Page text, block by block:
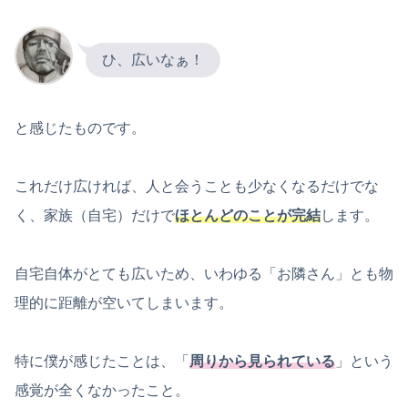
ひ、広いなぁ！
と感じたものです。
これだけ広ければ、人と会うことも少なくなるだけでな
く、家族（自宅）だけでほとんどのことが完結します。
自宅自体がとても広いため、いわゆる「お隣さん」とも物
理的に距離が空いてしまいます。
特に僕が感じたことは、「 周りから見られている 」という
感覚が全くなかったこと。